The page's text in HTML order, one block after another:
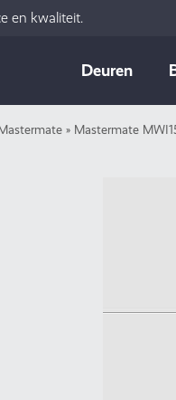
en kwaliteit.
content
Deuren
» Mastermate